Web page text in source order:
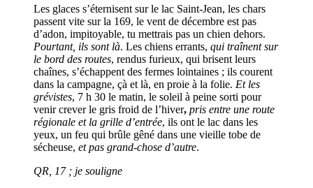
Les glaces s’éternisent sur le lac Saint-Jean, les chars
passent vite sur la 169, le vent de décembre est pas
d’adon, impitoyable, tu mettrais pas un chien dehors.
Pourtant, ils sont là. Les chiens errants, qui traînent sur
le bord des routes, rendus furieux, qui brisent leurs
chaînes, s’échappent des fermes lointaines ; ils courent
dans la campagne, çà et là, en proie à la folie. Et les
grévistes, 7 h 30 le matin, le soleil à peine sorti pour
venir crever le gris froid de l’hiver, pris entre une route
régionale et la grille d’entrée, ils ont le lac dans les
yeux, un feu qui brûle gêné dans une vieille tobe de
sécheuse, et pas grand-chose d’autre.
QR , 17 ; je souligne